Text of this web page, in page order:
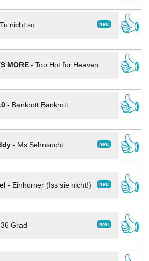
neu
Tu nicht so
👍
MORE- Too Hot for Heaven
👍
- Bankrott Bankrott
👍
neu
- Ms Sehnsucht
👍
neu
- Einhörner (Iss sie nicht!)
👍
neu
36 Grad
👍